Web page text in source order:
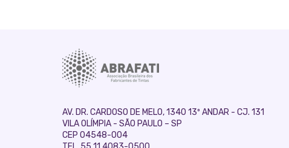
AV. DR. CARDOSO DE MELO, 1340 13º ANDAR - CJ. 131
VILA OLÍMPIA - SÃO PAULO – SP
CEP 04548-004